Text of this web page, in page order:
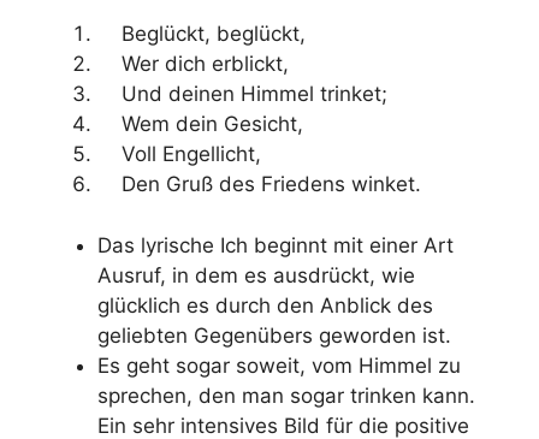
Beglückt, beglückt,
Wer dich erblickt,
Und deinen Himmel trinket;
Wem dein Gesicht,
Voll Engellicht,
Den Gruß des Friedens winket.
Das lyrische Ich beginnt mit einer Art
Ausruf, in dem es ausdrückt, wie
glücklich es durch den Anblick des
geliebten Gegenübers geworden ist.
Es geht sogar soweit, vom Himmel zu
sprechen, den man sogar trinken kann.
Ein sehr intensives Bild für die positive